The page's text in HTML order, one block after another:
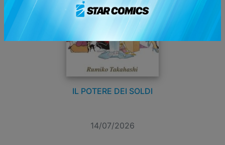
IL POTERE DEI SOLDI
14/07/2026